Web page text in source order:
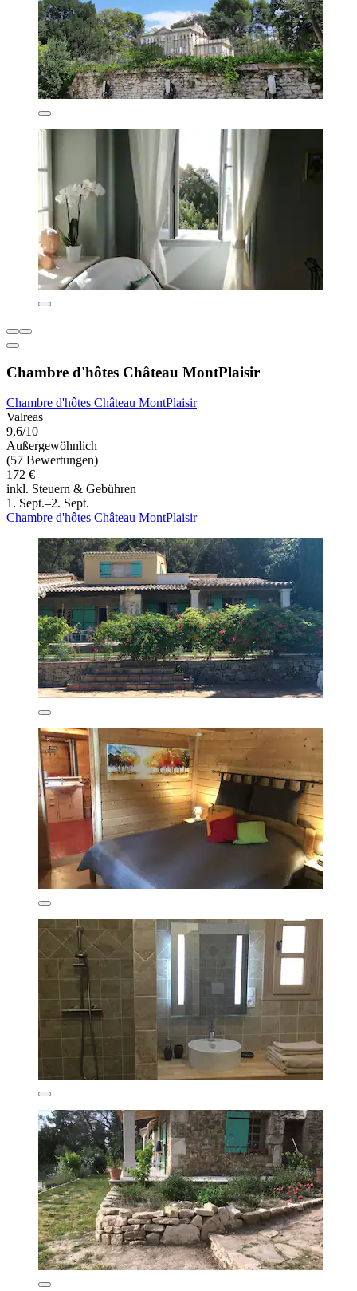
Chambre d'hôtes Château MontPlaisir
Chambre d'hôtes Château MontPlaisir
Valreas
9,6/10
Außergewöhnlich
(57 Bewertungen)
172 €
inkl. Steuern & Gebühren
1. Sept.–2. Sept.
Chambre d'hôtes Château MontPlaisir